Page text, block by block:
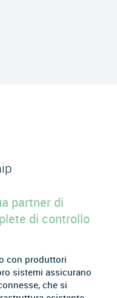
partner di
di controllo
con produttori
sistemi assicurano
che si